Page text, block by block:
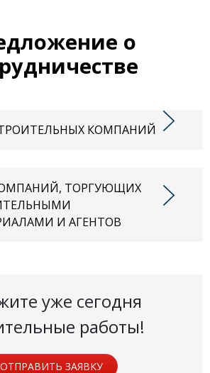
о
КОМПАНИЙ
ТОРГУЮЩИХ
И АГЕНТОВ
уже сегодня
работы!
ОТПРАВИТЬ ЗАЯВКУ